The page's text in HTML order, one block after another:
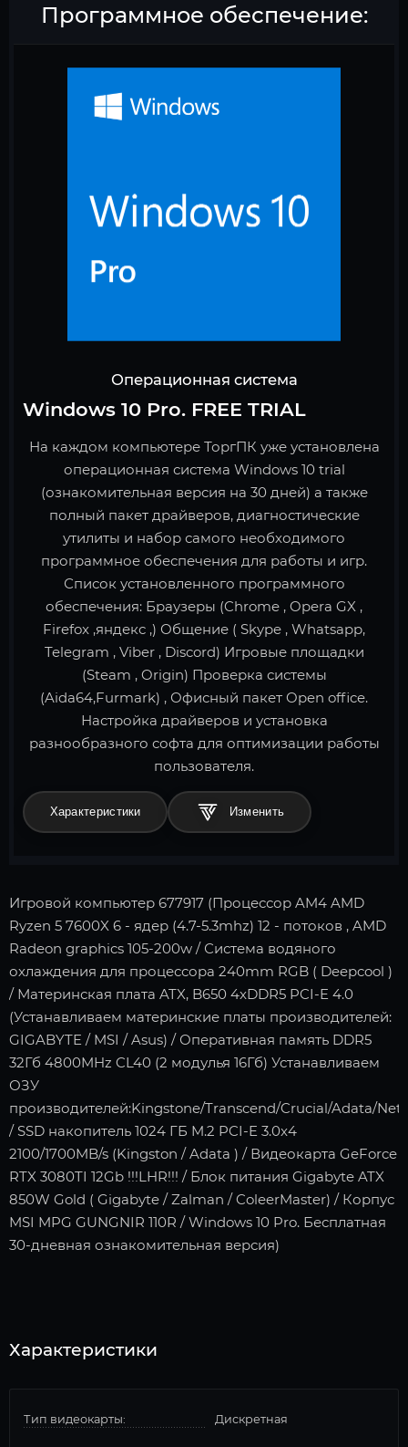
Программное обеспечение:
Операционная система
Windows 10 Pro. FREE TRIAL
На каждом компьютере ТоргПК уже установлена
операционная система Windows 10 trial
(ознакомительная версия на 30 дней) а также
полный пакет драйверов, диагностические
утилиты и набор самого необходимого
программное обеспечения для работы и игр.
Список установленного программного
обеспечения: Браузеры (Chrome , Opera GX ,
Firefox ,яндекс ,) Общение ( Skype , Whatsapp,
Telegram , Viber , Discord) Игровые площадки
(Steam , Origin) Проверка системы
(Aida64,Furmark) , Офисный пакет Open office.
Настройка драйверов и установка
разнообразного софта для оптимизации работы
пользователя.
Характеристики
Игровой компьютер 677917 (Процессор AM4 AMD
Ryzen 5 7600X 6 - ядер (4.7-5.3mhz) 12 - потоков , AMD
Radeon graphics 105-200w / Система водяного
охлаждения для процессора 240mm RGB ( Deepcool )
/ Материнская плата ATX, B650 4xDDR5 PCI-E 4.0
(Устанавливаем материнские платы производителей:
GIGABYTE / MSI / Asus) / Оперативная память DDR5
32Гб 4800MHz CL40 (2 модулья 16Гб) Устанавливаем
ОЗУ
производителей:Kingstone/Transcend/Crucial/Adata/
/ SSD накопитель 1024 ГБ M.2 PCI-E 3.0x4
2100/1700MB/s (Kingston / Adata ) / Видеокарта GeForce
RTX 3080TI 12Gb !!!LHR!!! / Блок питания Gigabyte ATX
850W Gold ( Gigabyte / Zalman / ColeerMaster) / Корпус
MSI MPG GUNGNIR 110R / Windows 10 Pro. Бесплатная
30-дневная ознакомительная версия)
Характеристики
Тип видеокарты: Дискретная